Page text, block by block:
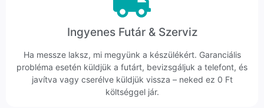
Ingyenes Futár & Szerviz
Ha messze laksz, mi megyünk a készülékért. Garanciális
probléma esetén küldjük a futárt, bevizsgáljuk a telefont, és
javítva vagy cserélve küldjük vissza – neked ez 0 Ft
költséggel jár.